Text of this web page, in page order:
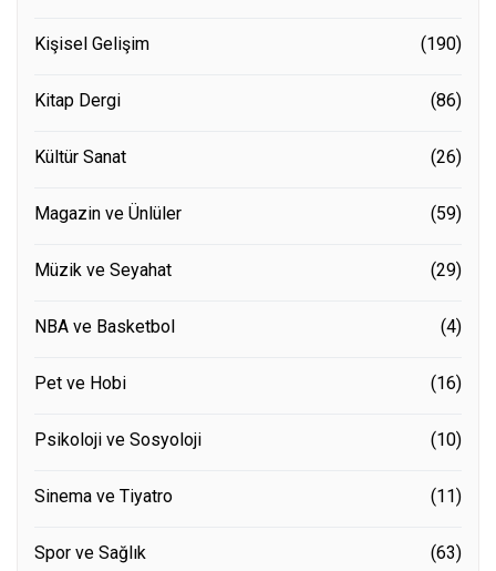
Kişisel Gelişim (190)
Kitap Dergi (86)
Kültür Sanat (26)
Magazin ve Ünlüler (59)
Müzik ve Seyahat (29)
NBA ve Basketbol (4)
Pet ve Hobi (16)
Psikoloji ve Sosyoloji (10)
Sinema ve Tiyatro (11)
Spor ve Sağlık (63)